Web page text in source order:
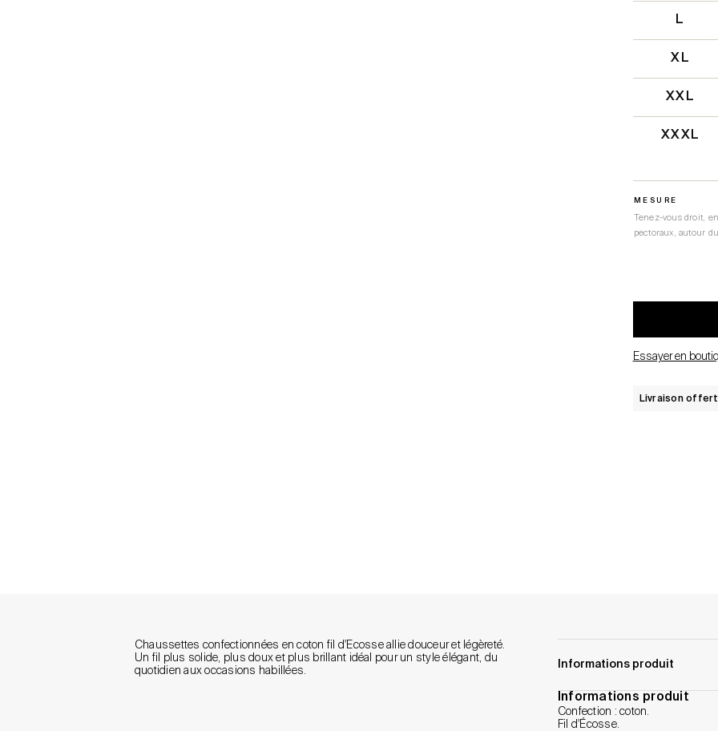
L
XL
XXL
XXXL
MESURE
Tenez-vous droit,
pectoraux, autour
Essayer en
Livraison
Chaussettes confectionnées en coton fil d'Ecosse allie douceur et légèreté.
Un fil plus solide, plus doux et plus brillant idéal pour un style élégant, du
quotidien aux occasions habillées.
Informations produit
Informations produit
Confection : coton.
Fil d'Écosse.